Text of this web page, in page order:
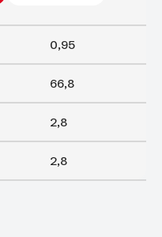
0,95
66,8
2,8
2,8